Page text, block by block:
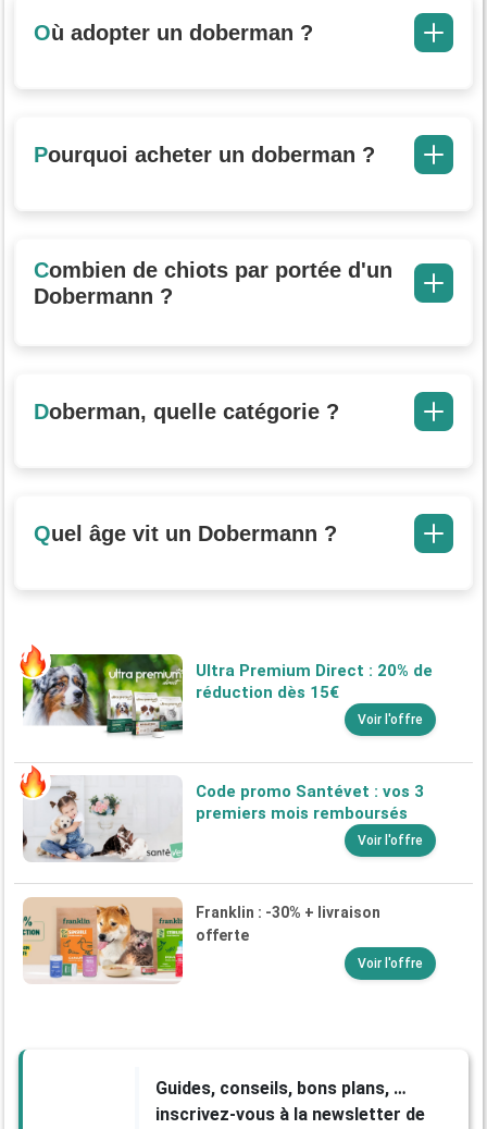
Où adopter un doberman ?
Pourquoi acheter un doberman ?
Combien de chiots par portée d'un
Dobermann ?
Doberman, quelle catégorie ?
Quel âge vit un Dobermann ?
Ultra Premium Direct : 20% de
réduction dès 15€
Voir l'offre
Code promo Santévet : vos 3
premiers mois remboursés
Voir l'offre
Franklin : -30% + livraison
offerte
Voir l'offre
Guides, conseils, bons plans, …
inscrivez-vous à la newsletter de